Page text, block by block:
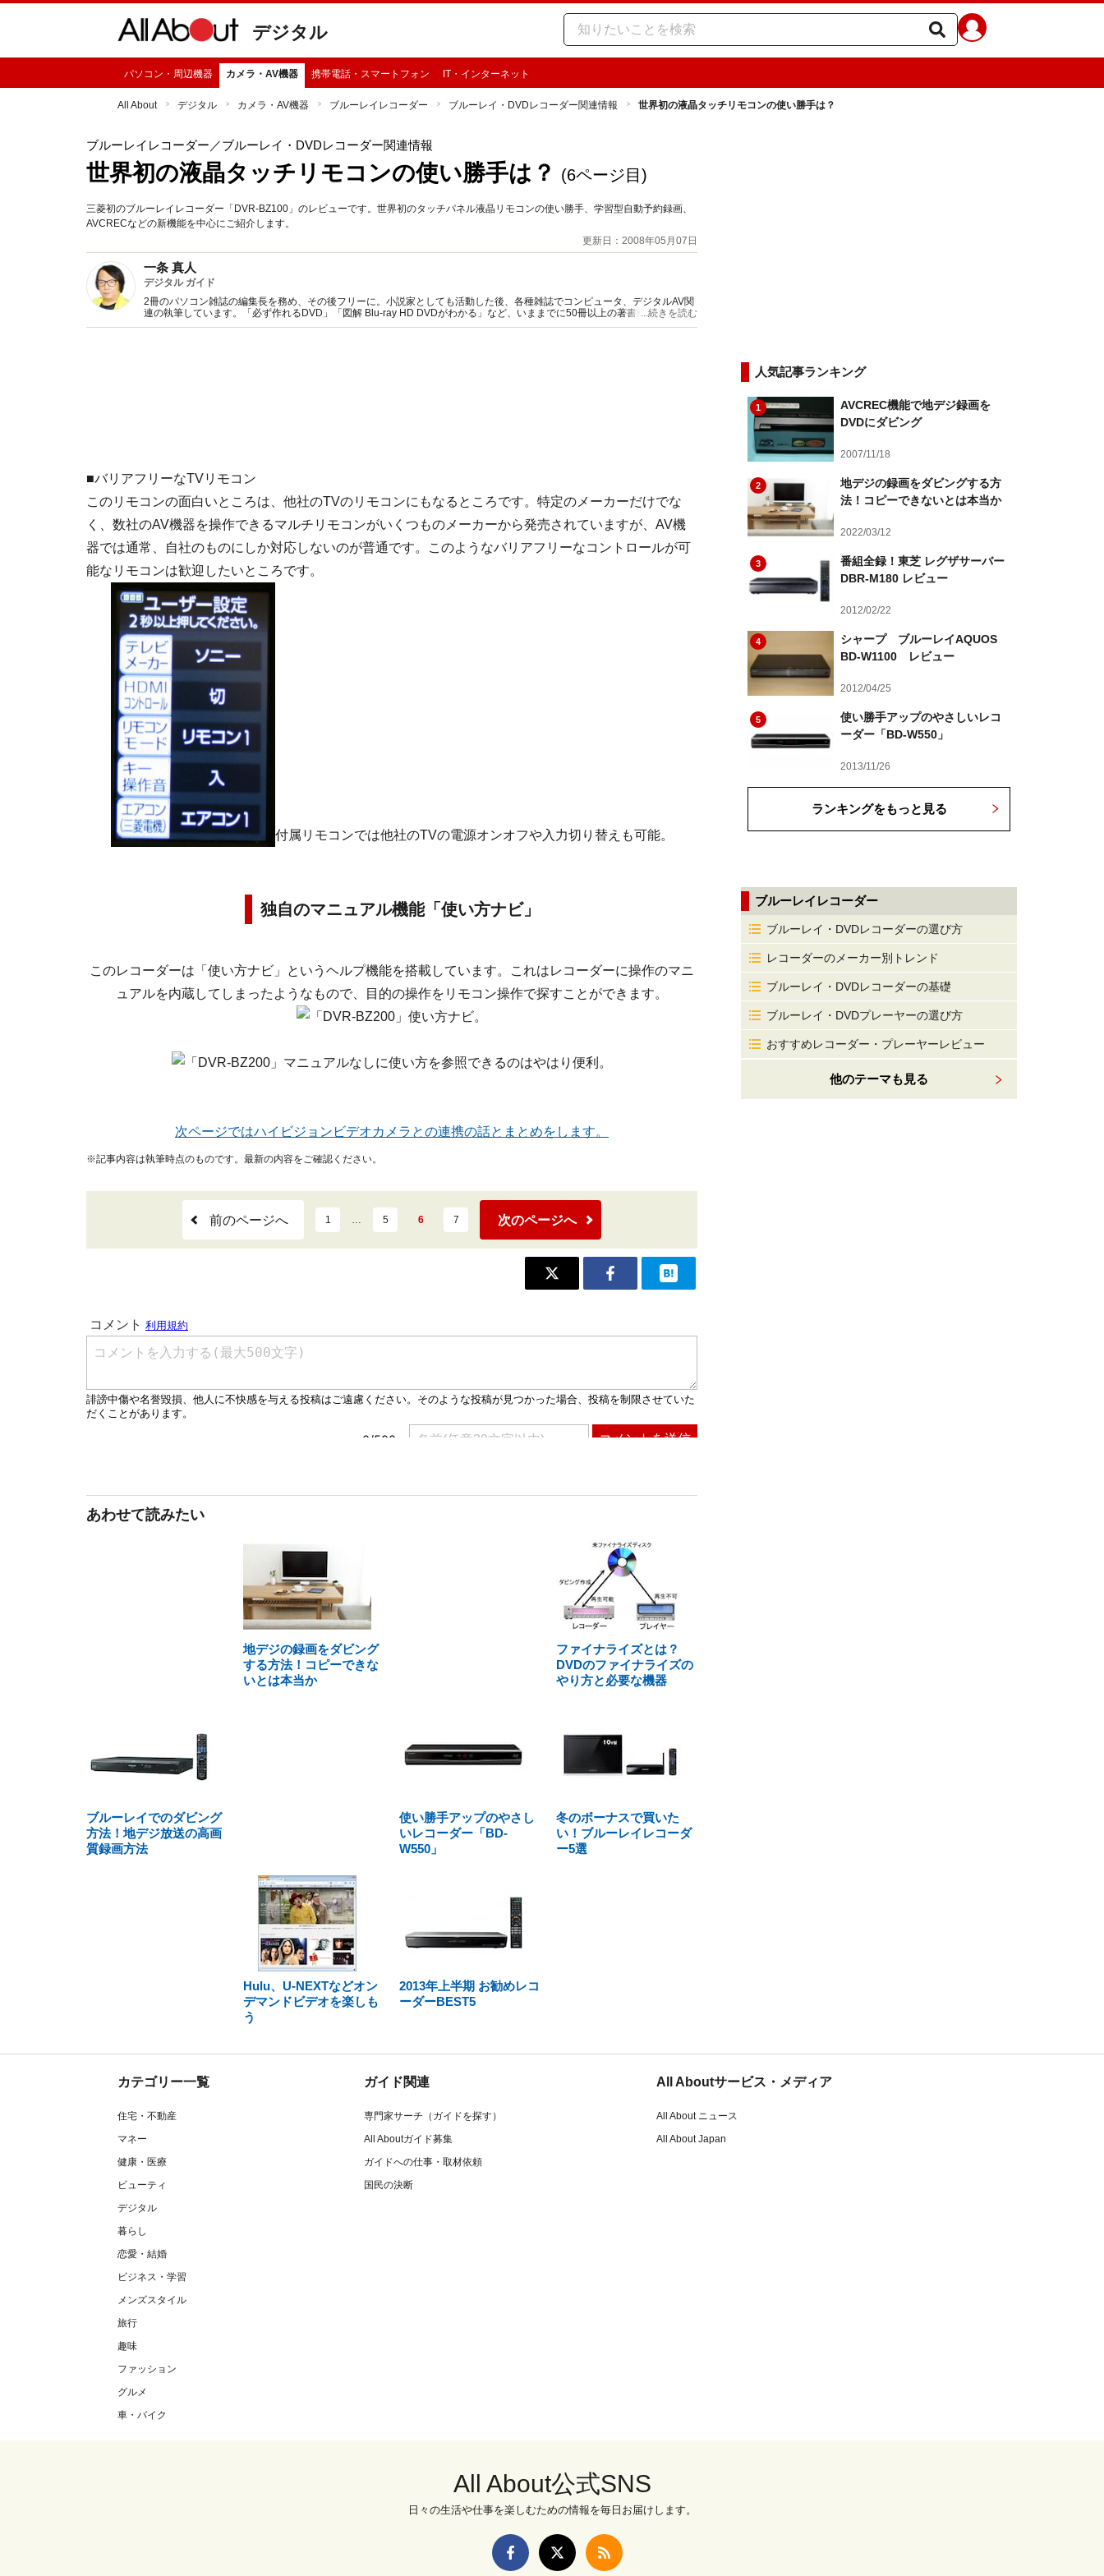
デジタル
パソコン・周辺機器 カメラ・AV機器 携帯電話・スマートフォン IT・インターネット
All About デジタル カメラ・AV機器 ブルーレイレコーダー ブルーレイ・DVDレコーダー関連情報 世界初の液晶タッチリモコンの使い勝手は？
ブルーレイレコーダー ／ブルーレイ・DVDレコーダー関連情報
世界初の液晶タッチリモコンの使い勝手は？ (6ページ目)
三菱初のブルーレイレコーダー「DVR-BZ100」のレビューです。世界初のタッチパネル液晶リモコンの使い勝手、学習型自動予約録画、
AVCRECなどの新機能を中心にご紹介します。
更新日：2008年05月07日
一条 真人
デジタル ガイド
2冊のパソコン雑誌の編集長を務め、その後フリーに。小説家としても活動した後、各種雑誌でコンピュータ、デジタルAV関
連の執筆しています。「必ず作れるDVD」「図解 Blu-ray HD DVDがわかる」など、いままでに50冊以上の著書があります。
...続きを読む
■バリアフリーなTVリモコン
このリモコンの面白いところは、他社のTVのリモコンにもなるところです。特定のメーカーだけでな
く、数社のAV機器を操作できるマルチリモコンがいくつものメーカーから発売されていますが、AV機
器では通常、自社のものにしか対応しないのが普通です。このようなバリアフリーなコントロールが可
能なリモコンは歓迎したいところです。
付属リモコンでは他社のTVの電源オンオフや入力切り替えも可能。
独自のマニュアル機能「使い方ナビ」
このレコーダーは「使い方ナビ」というヘルプ機能を搭載しています。これはレコーダーに操作のマニ
ュアルを内蔵してしまったようなもので、目的の操作をリモコン操作で探すことができます。
使い方ナビ。
マニュアルなしに使い方を参照できるのはやはり便利。
次ページではハイビジョンビデオカメラとの連携の話とまとめをします。
※記事内容は執筆時点のものです。最新の内容をご確認ください。
前のページへ 1 … 5 6 7 次のページへ
あわせて読みたい
地デジの録画をダビング
する方法！コピーできな
いとは本当か
ファイナライズとは？
DVDのファイナライズの
やり方と必要な機器
ブルーレイでのダビング
方法！地デジ放送の高画
質録画方法
使い勝手アップのやさし
いレコーダー「BD-
W550」
冬のボーナスで買いた
い！ブルーレイレコーダ
ー5選
Hulu、U-NEXTなどオン
デマンドビデオを楽しも
う
2013年上半期 お勧めレコ
ーダーBEST5
人気記事ランキング
1
AVCREC機能で地デジ録画を
DVDにダビング
2007/11/18
2
地デジの録画をダビングする方
法！コピーできないとは本当か
2022/03/12
3
番組全録！東芝 レグザサーバー
DBR-M180 レビュー
2012/02/22
4
シャープ ブルーレイAQUOS
BD-W1100 レビュー
2012/04/25
5
使い勝手アップのやさしいレコ
ーダー「BD-W550」
2013/11/26
ランキングをもっと見る
ブルーレイレコーダー
ブルーレイ・DVDレコーダーの選び方
レコーダーのメーカー別トレンド
ブルーレイ・DVDレコーダーの基礎
ブルーレイ・DVDプレーヤーの選び方
おすすめレコーダー・プレーヤーレビュー
他のテーマも見る
カテゴリー一覧
住宅・不動産
マネー
健康・医療
ビューティ
デジタル
暮らし
恋愛・結婚
ビジネス・学習
メンズスタイル
旅行
趣味
ファッション
グルメ
車・バイク
ガイド関連
専門家サーチ（ガイドを探す）
All Aboutガイド募集
ガイドへの仕事・取材依頼
国民の決断
All Aboutサービス・メディア
All About ニュース
All About Japan
All About公式SNS
日々の生活や仕事を楽しむための情報を毎日お届けします。